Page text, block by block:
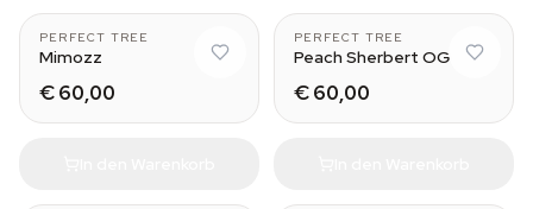
PERFECT TREE
Mimozz
€ 60,00
PERFECT TREE
Peach Sherbert OG
€ 60,00